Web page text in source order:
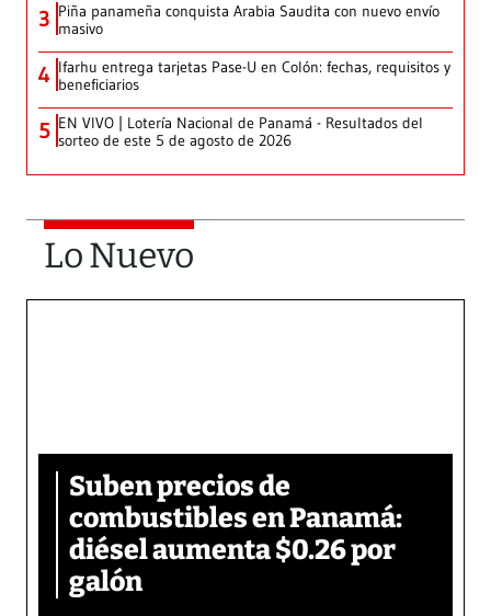
3 Piña panameña conquista Arabia Saudita con nuevo envío
masivo
4 Ifarhu entrega tarjetas Pase-U en Colón: fechas, requisitos y
beneficiarios
5 EN VIVO | Lotería Nacional de Panamá - Resultados del
sorteo de este 5 de agosto de 2026
Lo Nuevo
Suben precios de
combustibles en Panamá:
diésel aumenta $0.26 por
galón